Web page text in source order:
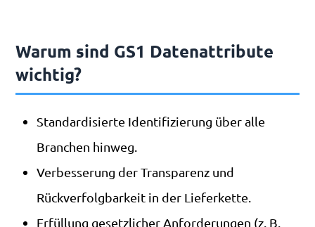
Warum sind GS1 Datenattribute
wichtig?
Standardisierte Identifizierung über alle
Branchen hinweg.
Verbesserung der Transparenz und
Rückverfolgbarkeit in der Lieferkette.
Erfüllung gesetzlicher Anforderungen (z. B.